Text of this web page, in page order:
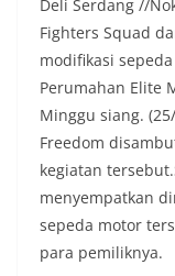
situasi
poin
sambang
bukan
menjelang
Petugas
bendera
wujud
Deli Serdang //
Fighters Squad
modifikasi
Perumahan Elite
Minggu siang.
Freedom
kegiatan
menyempatkan
sepeda motor
para pemiliknya.